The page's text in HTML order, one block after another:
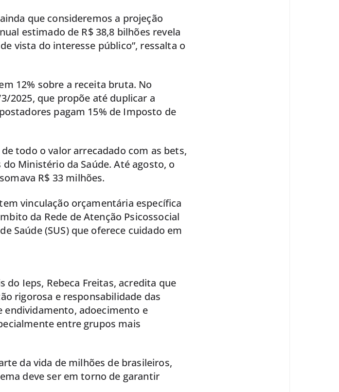
que consideremos a projeção
estimado de R$ 38,8 bilhões revela
vista do interesse público”, ressalta o
12% sobre a receita bruta. No
2025, que propõe até duplicar a
pagam 15% de Imposto de
todo o valor arrecadado com as bets,
Ministério da Saúde. Até agosto, o
R$ 33 milhões.
vinculação orçamentária específica
da Rede de Atenção Psicossocial
Saúde (SUS) que oferece cuidado em
Ieps, Rebeca Freitas, acredita que
rigorosa e responsabilidade das
endividamento, adoecimento e
entre grupos mais
da vida de milhões de brasileiros,
deve ser em torno de garantir